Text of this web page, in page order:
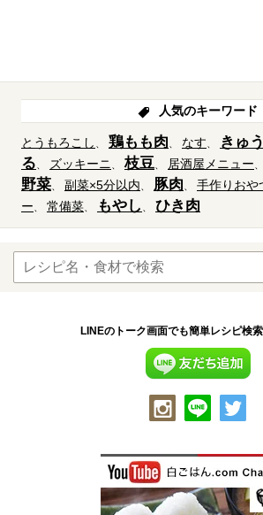
人気のキーワード
とうもろこし 鶏もも肉 なす きゅ
る
ズッキーニ 枝豆 居酒屋メニュー
野菜
副菜×5分以内 豚肉 手作りおや
ー
常備菜 もやし ひき肉
LINEのトーク画面でも簡単レシピ検索